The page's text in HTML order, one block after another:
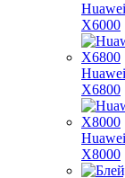
X6000
X6800
X8000